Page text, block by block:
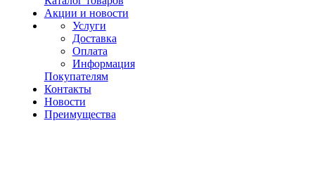
Акции и новости
Услуги
Доставка
Оплата
Информация
Покупателям
Контакты
Новости
Преимущества